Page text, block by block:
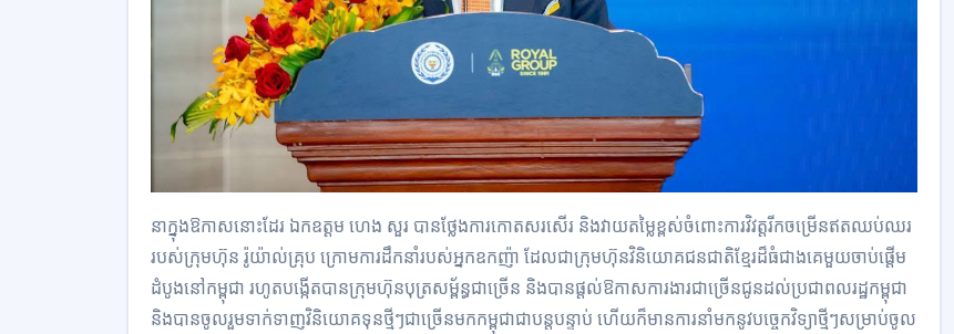
នាក្នុងឱកាសនោះដែរ ឯកឧត្តម ហេង សួរ បានថ្លែងការកោតសរសើរ និងវាយតម្លៃខ្ពស់ចំពោះការវិវត្តរីកចម្រើនឥតឈប់ឈរ
របស់ក្រុមហ៊ុន រ៉ូយ៉ាល់គ្រុប ក្រោមការដឹកនាំរបស់អ្នកឧកញ៉ា ដែលជាក្រុមហ៊ុនវិនិយោគជនជាតិខ្មែរដ៏ធំជាងគេមួយចាប់ផ្តើម
ដំបូងនៅកម្ពុជា រហូតបង្កើតបានក្រុមហ៊ុនបុត្រសម្ព័ន្ធជាច្រើន និងបានផ្តល់ឱកាសការងារជាច្រើនជូនដល់ប្រជាពលរដ្ឋកម្ពុជា
និងបានចូលរួមទាក់ទាញវិនិយោគទុនថ្មីៗជាច្រើនមកកម្ពុជាជាបន្តបន្ទាប់ ហើយក៏មានការនាំមកនូវបច្ចេកវិទ្យាថ្មីៗសម្រាប់ចូល